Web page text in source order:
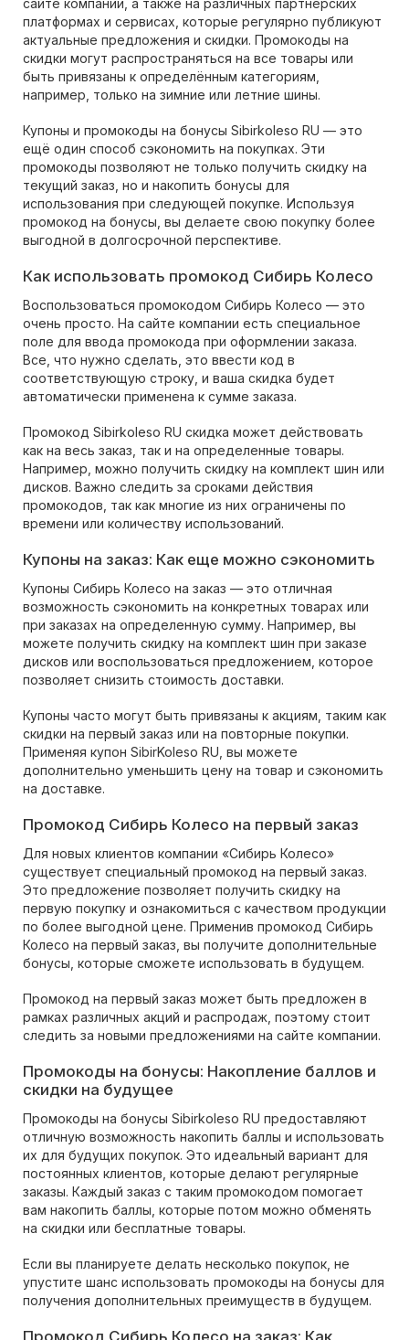
платформах и сервисах, которые регулярно публикуют
актуальные предложения и скидки. Промокоды на
скидки могут распространяться на все товары или
быть привязаны к определённым категориям,
например, только на зимние или летние шины.
Купоны и промокоды на бонусы Sibirkoleso RU — это
ещё один способ сэкономить на покупках. Эти
промокоды позволяют не только получить скидку на
текущий заказ, но и накопить бонусы для
использования при следующей покупке. Используя
промокод на бонусы, вы делаете свою покупку более
выгодной в долгосрочной перспективе.
Как использовать промокод Сибирь Колесо
Воспользоваться промокодом Сибирь Колесо — это
очень просто. На сайте компании есть специальное
поле для ввода промокода при оформлении заказа.
Все, что нужно сделать, это ввести код в
соответствующую строку, и ваша скидка будет
автоматически применена к сумме заказа.
Промокод Sibirkoleso RU скидка может действовать
как на весь заказ, так и на определенные товары.
Например, можно получить скидку на комплект шин или
дисков. Важно следить за сроками действия
промокодов, так как многие из них ограничены по
времени или количеству использований.
Купоны на заказ: Как еще можно сэкономить
Купоны Сибирь Колесо на заказ — это отличная
возможность сэкономить на конкретных товарах или
при заказах на определенную сумму. Например, вы
можете получить скидку на комплект шин при заказе
дисков или воспользоваться предложением, которое
позволяет снизить стоимость доставки.
Купоны часто могут быть привязаны к акциям, таким как
скидки на первый заказ или на повторные покупки.
Применяя купон SibirKoleso RU, вы можете
дополнительно уменьшить цену на товар и сэкономить
на доставке.
Промокод Сибирь Колесо на первый заказ
Для новых клиентов компании «Сибирь Колесо»
существует специальный промокод на первый заказ.
Это предложение позволяет получить скидку на
первую покупку и ознакомиться с качеством продукции
по более выгодной цене. Применив промокод Сибирь
Колесо на первый заказ, вы получите дополнительные
бонусы, которые сможете использовать в будущем.
Промокод на первый заказ может быть предложен в
рамках различных акций и распродаж, поэтому стоит
следить за новыми предложениями на сайте компании.
Промокоды на бонусы: Накопление баллов и
скидки на будущее
Промокоды на бонусы Sibirkoleso RU предоставляют
отличную возможность накопить баллы и использовать
их для будущих покупок. Это идеальный вариант для
постоянных клиентов, которые делают регулярные
заказы. Каждый заказ с таким промокодом помогает
вам накопить баллы, которые потом можно обменять
на скидки или бесплатные товары.
Если вы планируете делать несколько покупок, не
упустите шанс использовать промокоды на бонусы для
получения дополнительных преимуществ в будущем.
Промокод Сибирь Колесо на заказ: Как